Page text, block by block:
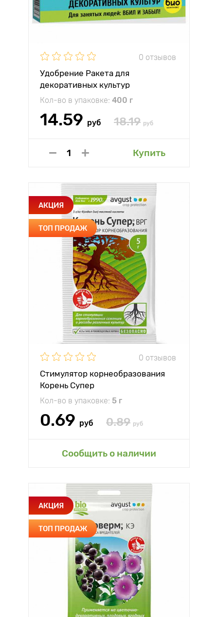
0 отзывов
Удобрение Ракета для
декоративных культур
Кол-во в упаковке: 400 г
14.59 руб 18.19 руб
Купить
АКЦИЯ
ТОП ПРОДАЖ
0 отзывов
Стимулятор корнеобразования
Корень Супер
Кол-во в упаковке: 5 г
0.69 руб 0.89 руб
Сообщить о наличии
АКЦИЯ
ТОП ПРОДАЖ